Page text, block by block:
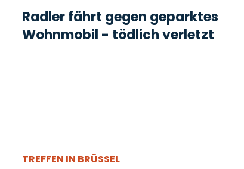
Radler fährt gegen geparktes
Wohnmobil - tödlich verletzt
TREFFEN IN BRÜSSEL